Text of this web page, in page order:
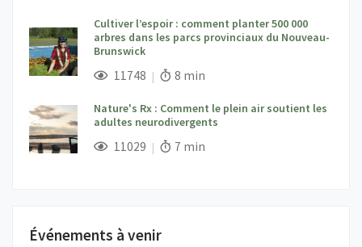
Cultiver l’espoir : comment planter 500 000
arbres dans les parcs provinciaux du Nouveau-
Brunswick
; 11748 Vues; Temps de lecture:
8 min
Nature's Rx : Comment le plein air soutient les
adultes neurodivergents
; 11029 Vues; Temps de lecture:
7 min
Événements à venir